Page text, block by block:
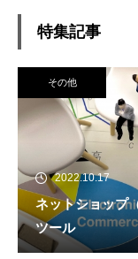
特集記事
その他
2022.10.17
ネットショップ
ツール